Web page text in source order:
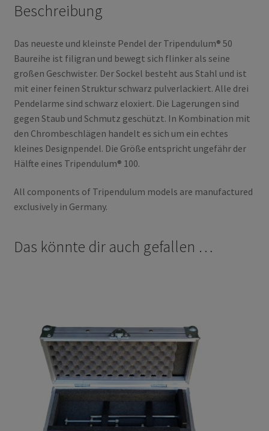
Beschreibung
Das neueste und kleinste Pendel der Tripendulum® 50
Baureihe ist filigran und bewegt sich flinker als seine
großen Geschwister. Der Sockel besteht aus Stahl und ist
mit einer feinen Struktur schwarz pulverlackiert. Alle drei
Pendelarme sind schwarz eloxiert. Die Lagerungen sind
gegen Staub und Schmutz geschützt. In Kombination mit
den Chrombeschlägen handelt es sich um ein echtes
kleines Designpendel. Die Größe entspricht ungefähr der
Hälfte eines Tripendulum® 100.
All components of Tripendulum models are manufactured
exclusively in Germany.
Das könnte dir auch gefallen …